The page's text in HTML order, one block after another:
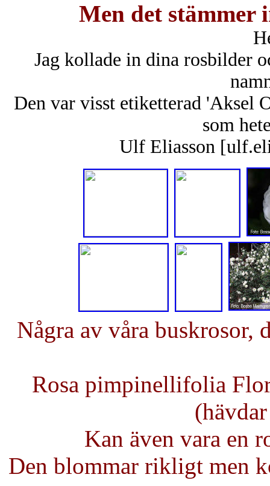
Men det stämmer
Jag kollade in dina rosbilder
Den var visst etiketterad 'Aksel
som
Ulf Eliasson
Några av våra buskrosor,
Rosa pimpinellifolia
Kan även vara en
Den blommar rikligt men